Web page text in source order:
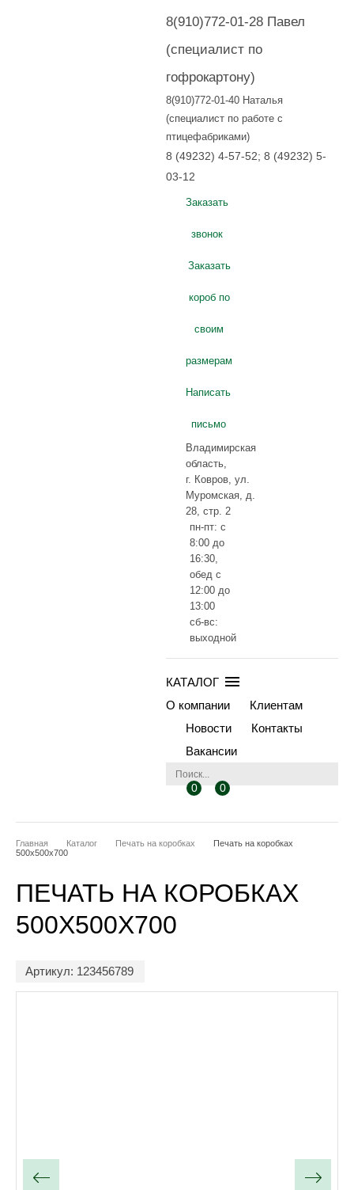
8(910)772-01-28 Павел
(специалист по
гофрокартону)
8(910)772-01-40 Наталья
(специалист по работе с
птицефабриками)
8 (49232) 4-57-52; 8 (49232) 5-
03-12
Заказать
звонок
Заказать
короб по
своим
размерам
Написать
письмо
Владимирская
область,
г. Ковров, ул.
Муромская, д.
28, стр. 2
пн-пт: с
8:00 до
16:30,
обед с
12:00 до
13:00
сб-вс:
выходной
КАТАЛОГ
О компании
Клиентам
Новости
Контакты
Вакансии
0 0
Главная Каталог Печать на коробках
Печать на коробках
500x500x700
ПЕЧАТЬ НА КОРОБКАХ
500X500X700
Артикул: 123456789